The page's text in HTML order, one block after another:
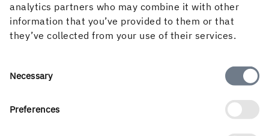
analytics partners who may combine it with other
information that you’ve provided to them or that
they’ve collected from your use of their services.
Consent
Necessary
Preferences